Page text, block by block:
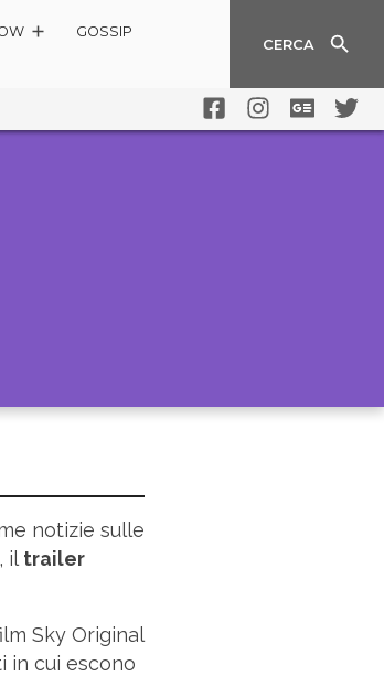
GOSSIP
CERCA
notizie sulle
, il trailer
Sky Original
in cui escono